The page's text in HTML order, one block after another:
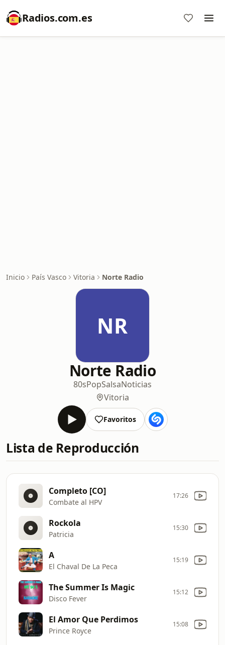
Radios.com.es
Inicio País Vasco Vitoria Norte Radio
NR
Norte Radio
80sPopSalsaNoticias
Vitoria
Favoritos
Lista de Reproducción
Completo [CO]
Combate al HPV
17:26
Rockola
Patricia
15:30
A
El Chaval De La Peca
15:19
The Summer Is Magic
Disco Fever
15:12
El Amor Que Perdimos
Prince Royce
15:08